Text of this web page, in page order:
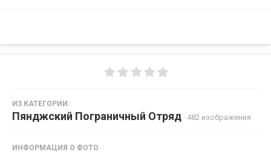
ИЗ КАТЕГОРИИ:
Пянджский Пограничный Отряд · 482 изображения
ИНФОРМАЦИЯ О ФОТО